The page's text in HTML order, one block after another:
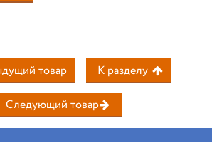
товар К разделу
Следующий товар